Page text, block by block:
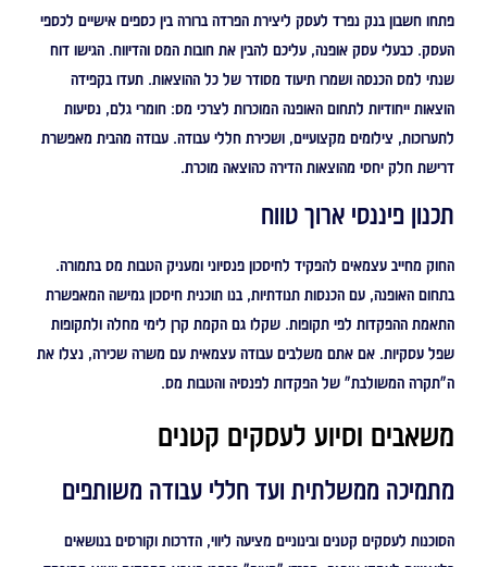
פתחו חשבון בנק נפרד לעסק ליצירת הפרדה ברורה בין כספים אישיים לכספי
העסק. כבעלי עסק אופנה, עליכם להבין את חובות המס והדיווח. הגישו דוח
שנתי למס הכנסה ושמרו תיעוד מסודר של כל ההוצאות. תעדו בקפידה
הוצאות ייחודיות לתחום האופנה המוכרות לצרכי מס: חומרי גלם, נסיעות
לתערוכות, צילומים מקצועיים, ושכירת חללי עבודה. עבודה מהבית מאפשרת
דרישת חלק יחסי מהוצאות הדירה כהוצאה מוכרת.
תכנון פיננסי ארוך טווח
החוק מחייב עצמאים להפקיד לחיסכון פנסיוני ומעניק הטבות מס בתמורה.
בתחום האופנה, עם הכנסות תנודתיות, בנו תוכנית חיסכון גמישה המאפשרת
התאמת ההפקדות לפי תקופות. שקלו גם הקמת קרן לימי מחלה ולתקופות
שפל עסקיות. אם אתם משלבים עבודה עצמאית עם משרה שכירה, נצלו את
ה"תקרה המשולבת" של הפקדות לפנסיה והטבות מס.
משאבים וסיוע לעסקים קטנים
מתמיכה ממשלתית ועד חללי עבודה משותפים
הסוכנות לעסקים קטנים ובינוניים מציעה ליווי, הדרכות וקורסים בנושאים